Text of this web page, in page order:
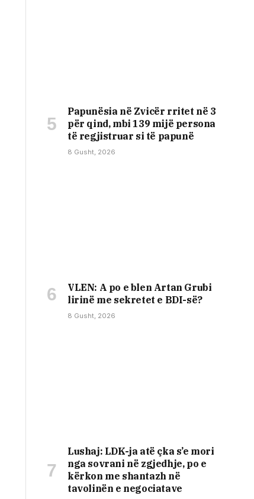
Papunësia në Zvicër rritet në 3
për qind, mbi 139 mijë persona
të regjistruar si të papunë
8 Gusht, 2026
VLEN: A po e blen Artan Grubi
lirinë me sekretet e BDI-së?
8 Gusht, 2026
Lushaj: LDK-ja atë çka s’e mori
nga sovrani në zgjedhje, po e
kërkon me shantazh në
tavolinën e negociatave